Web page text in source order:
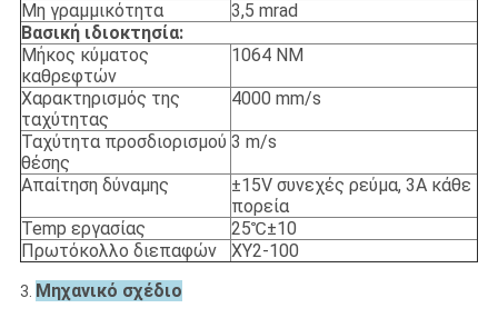
Μη γραμμικότητα
3,5 mrad
Βασική ιδιοκτησία:
Μήκος κύματος
καθρεφτών
1064 NM
Χαρακτηρισμός της
ταχύτητας
4000 mm/s
Ταχύτητα προσδιορισμού
θέσης
3 m/s
Απαίτηση δύναμης
±15V συνεχές ρεύμα, 3A κάθε
πορεία
Temp εργασίας
25℃±10
Πρωτόκολλο διεπαφών
XY2-100
3. Μηχανικό σχέδιο